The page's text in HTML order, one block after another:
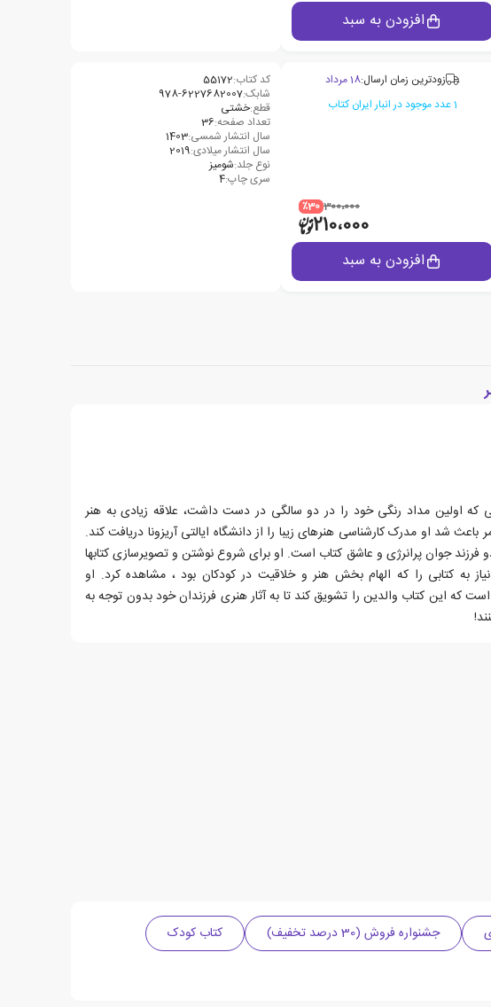
افزودن به سبد
زودترین زمان ارسال:18 مرداد
1 عدد موجود در انبار ایران کتاب
300،000 ٪30
210،000
افزودن به سبد
کد کتاب:55172
شابک:978-6227682007
قطع:خشتی
تعداد صفحه:36
سال انتشار شمسی:1403
سال انتشار میلادی:2019
نوع جلد:شومیز
سری چاپ:4
که اولین مداد رنگی خود را در دو سالگی در دست داشت، علاقه زیادی به هنر
شد او مدرک کارشناسی هنرهای زیبا را از دانشگاه ایالتی آریزونا دریافت کند.
فرزند جوان پرانرژی و عاشق کتاب است. او برای شروع نوشتن و تصویرسازی کتابها
نیاز به کتابی را که الهام بخش هنر و خلاقیت در کودکان بود ، مشاهده کرد. او
که این کتاب والدین را تشویق کند تا به آثار هنری فرزندان خود بدون توجه به
جشنواره فروش (30 درصد تخفیف)
کتاب کودک